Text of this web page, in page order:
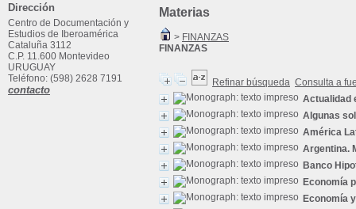
Materias
> FINANZAS
FINANZAS
Refinar búsqueda Consulta a
Actualidad
Algunas
América
Argentina.
Banco
Economía
Economía
Dirección
Centro de Documentación y
Estudios de Iberoamérica
Cataluña 3112
C.P. 11.600 Montevideo
URUGUAY
Teléfono: (598) 2628 7191
contacto